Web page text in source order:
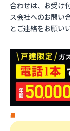
合わせは、お受け
ス会社へのお問い
とご連絡をお願い